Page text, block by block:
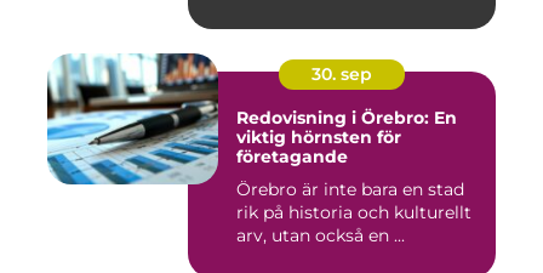
30. sep
Redovisning i Örebro: En
viktig hörnsten för
företagande
Örebro är inte bara en stad
rik på historia och kulturellt
arv, utan också en ...